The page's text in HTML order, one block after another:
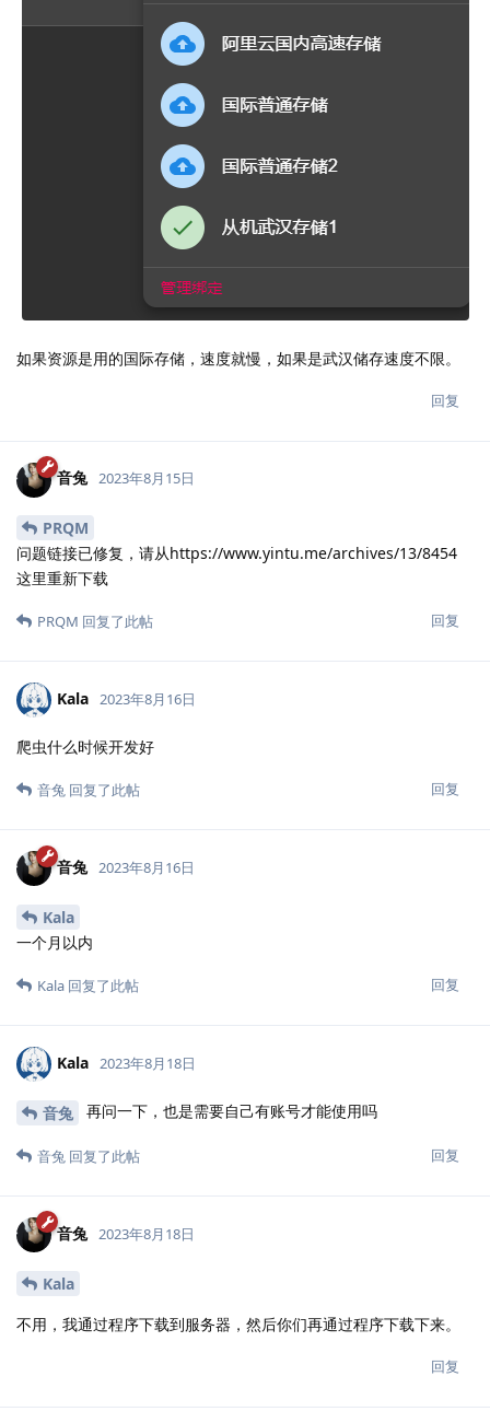
如果资源是用的国际存储，速度就慢，如果是武汉储存速度不限。
回复
音兔 2023年8月15日
PRQM
问题链接已修复，请从https://www.yintu.me/archives/13/8454
这里重新下载
回复
PRQM 回复了此帖
Kala 2023年8月16日
爬虫什么时候开发好
回复
音兔 回复了此帖
音兔 2023年8月16日
Kala
一个月以内
回复
Kala 回复了此帖
Kala 2023年8月18日
音兔 再问一下，也是需要自己有账号才能使用吗
回复
音兔 回复了此帖
音兔 2023年8月18日
Kala
不用，我通过程序下载到服务器，然后你们再通过程序下载下来。
回复